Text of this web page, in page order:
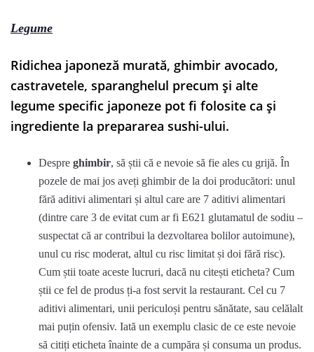
Legume
Ridichea japoneză murată, ghimbir avocado,
castravetele, sparanghelul precum și alte
legume specific japoneze pot fi folosite ca și
ingrediente la prepararea sushi-ului.
Despre ghimbir, să știi că e nevoie să fie ales cu grijă. În
pozele de mai jos aveți ghimbir de la doi producători: unul
fără aditivi alimentari și altul care are 7 aditivi alimentari
(dintre care 3 de evitat cum ar fi E621 glutamatul de sodiu –
suspectat că ar contribui la dezvoltarea bolilor autoimune),
unul cu risc moderat, altul cu risc limitat și doi fără risc).
Cum știi toate aceste lucruri, dacă nu citești eticheta? Cum
știi ce fel de produs ți-a fost servit la restaurant. Cel cu 7
aditivi alimentari, unii periculoși pentru sănătate, sau celălalt
mai puțin ofensiv. Iată un exemplu clasic de ce este nevoie
să citiți eticheta înainte de a cumpăra și consuma un produs.